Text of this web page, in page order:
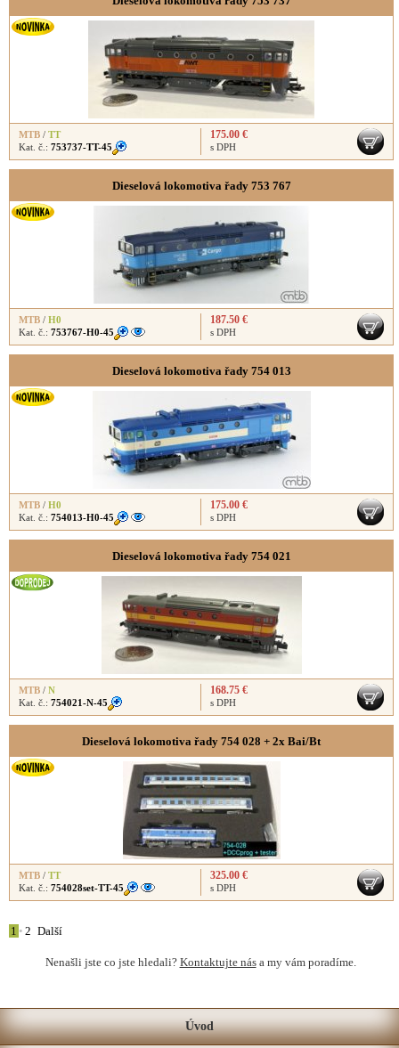
MTB / TT
Kat. č.: 753737-TT-45
175.00 €
s DPH
Dieselová lokomotiva řady 753 767
MTB / H0
Kat. č.: 753767-H0-45
187.50 €
s DPH
Dieselová lokomotiva řady 754 013
MTB / H0
Kat. č.: 754013-H0-45
175.00 €
s DPH
Dieselová lokomotiva řady 754 021
MTB / N
Kat. č.: 754021-N-45
168.75 €
s DPH
Dieselová lokomotiva řady 754 028 + 2x Bai/Bt
MTB / TT
Kat. č.: 754028set-TT-45
325.00 €
s DPH
1 • 2 Další
Nenašli jste co jste hledali? Kontaktujte nása my vám poradíme.
Úvod